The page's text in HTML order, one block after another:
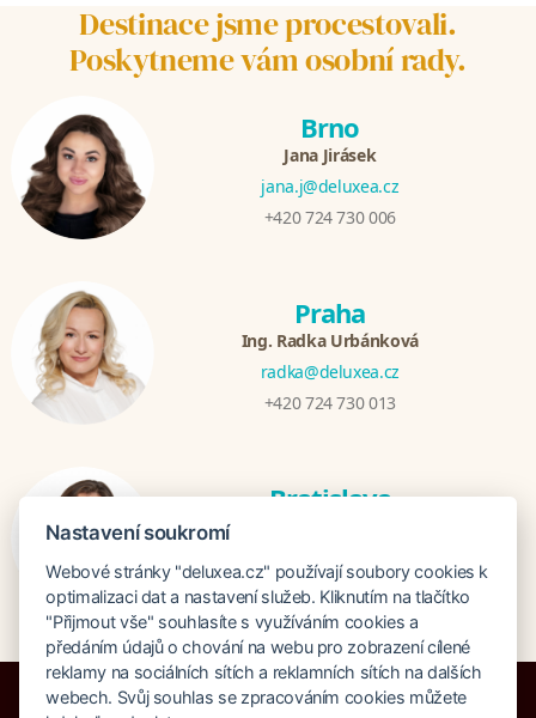
Destinace jsme procestovali.
Poskytneme vám osobní rady.
Brno
Jana Jirásek
jana.j@deluxea.cz
+420 724 730 006
Praha
Ing. Radka Urbánková
radka@deluxea.cz
+420 724 730 013
Bratislava
+421 948 759 074
Nastavení soukromí
Webové stránky "deluxea.cz" používají soubory cookies k
optimalizaci dat a nastavení služeb. Kliknutím na tlačítko
"Přijmout vše" souhlasíte s využíváním cookies a
předáním údajů o chování na webu pro zobrazení cílené
reklamy na sociálních sítích a reklamních sítích na dalších
webech. Svůj souhlas se zpracováním cookies můžete